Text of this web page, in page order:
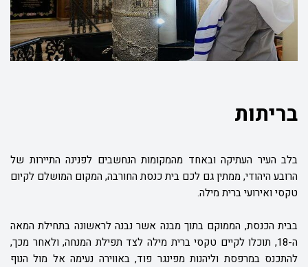
בריתות
בלב העיר העתיקה ובאחד מהמקומות הנחשבים לפנינה התיירות של
הרובע היהודי, ממתין גם לכם בית כנסת החורבה, המקום המושלם לקיום
טקסי ואירועי ברית מילה.
בבית הכנסת, הממוקם בתוך מבנה אשר נבנה לראשונה בתחילת המאה
ה-18, תוכלו לקיים טקסי ברית מילה לצד תפילת המנחה, ולאחר מכך,
להתכנס במרפסת וליהנות מפינגר פוד, באווירה נעימה אל מול הנוף